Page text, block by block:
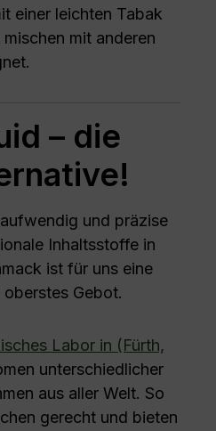
einer leichten Tabak
mit anderen
– die
und präzise
Inhaltsstoffe in
ist für uns eine
Gebot.
Labor in (Fürth,
unterschiedlicher
aus aller Welt. So
gerecht und bieten